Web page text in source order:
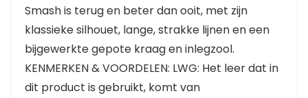
Smash is terug en beter dan ooit, met zijn
klassieke silhouet, lange, strakke lijnen en een
bijgewerkte gepote kraag en inlegzool.
KENMERKEN & VOORDELEN: LWG: Het leer dat in
dit product is gebruikt, komt van